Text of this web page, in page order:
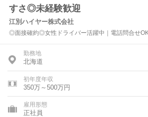
すさ◎未経験歓迎
江別ハイヤー株式会社
◎面接確約◎女性ドライバー活躍中｜電話問合せ
勤務地
北海道
初年度年収
350万～500万円
雇用形態
正社員